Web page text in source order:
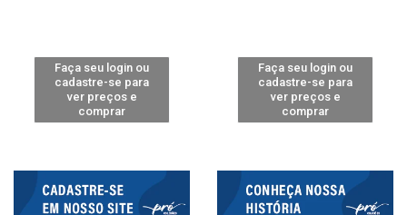
Faça seu login ou
cadastre-se para
ver preços e
comprar
Faça seu login ou
cadastre-se para
ver preços e
comprar